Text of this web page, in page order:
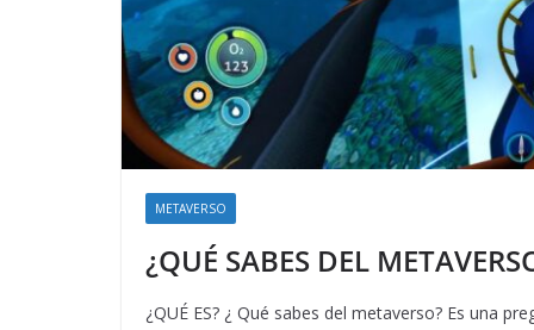
METAVERSO
¿QUÉ SABES DEL
¿QUÉ ES? ¿ Qué sabes del metaverso? Es una